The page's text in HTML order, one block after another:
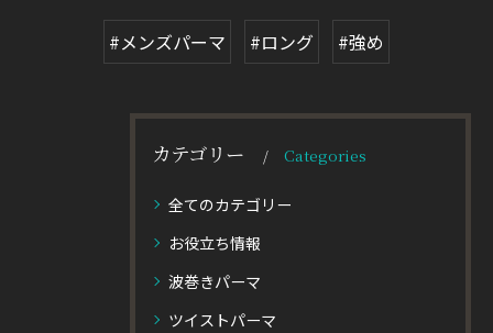
#メンズパーマ #ロング #強め
カテゴリー Categories
全てのカテゴリー
お役立ち情報
波巻きパーマ
ツイストパーマ